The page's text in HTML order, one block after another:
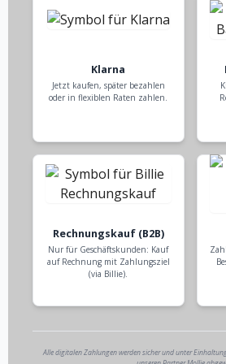
Klarna
Jetzt kaufen, später bezahlen
oder in flexiblen Raten zahlen.
Rechnungskauf (B2B)
Nur für Geschäftskunden: Kauf
auf Rechnung mit Zahlungsziel
(via Billie).
Alle digitalen Zahlungen werden sicher und unter